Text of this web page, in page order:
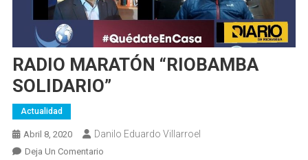
RADIO MARATÓN “RIOBAMBA
SOLIDARIO”
Actualidad
Abril 8, 2020 Danilo Eduardo Villarroel
Deja Un ComentarioEn